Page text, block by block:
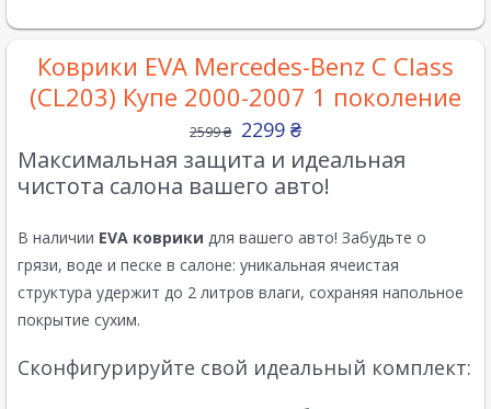
Коврики EVA Mercedes-Benz C Class
(CL203) Купе 2000-2007 1 поколение
2599₴ 2299 ₴
Максимальная защита и идеальная
чистота салона вашего авто!
В наличии EVA коврики для вашего авто! Забудьте о
грязи, воде и песке в салоне: уникальная ячеистая
структура удержит до 2 литров влаги, сохраняя напольное
покрытие сухим.
Сконфигурируйте свой идеальный комплект: